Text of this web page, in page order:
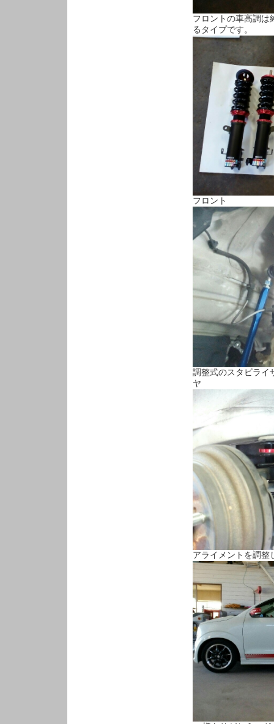
フロントの車高調は
るタイプです。
フロント
調整式のスタビライ
ヤ
アライメントを調整